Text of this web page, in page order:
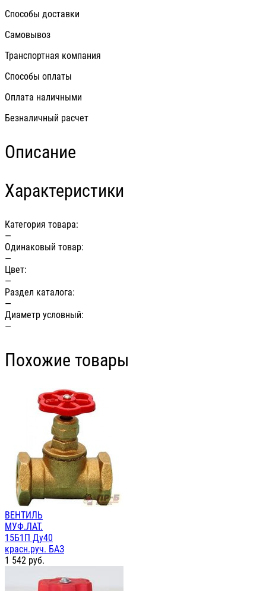
Способы доставки
Самовывоз
Транспортная компания
Способы оплаты
Оплата наличными
Безналичный расчет
Описание
Характеристики
Категория товара:
—
Одинаковый товар:
—
Цвет:
—
Раздел каталога:
—
Диаметр условный:
—
Похожие товары
ВЕНТИЛЬ
МУФ.ЛАТ.
15Б1П Ду40
красн.руч. БАЗ
1 542 руб.